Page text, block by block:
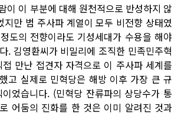
이 이 부분에 대해 원천적으로 반성하지 않
지만 범 주사파 계열이 모두 비전향 상태였
도의 전향이라도 기성세대가 수용을 해야
. 김영환씨가 비밀리에 조직한 민족민주혁
만난 접견자 자격으로 이 주사파 세계를
고 실제로 민혁당은 해방 이후 가장 큰 규
었습니다. (민혁당 잔류파의 상당수가 통
어둠의 진화를 한 것은 이미 알려진 것과